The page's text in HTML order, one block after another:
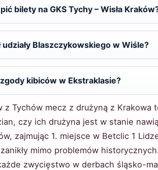
bilety na GKS Tychy – Wisła
udziały Blaszczykowskiego w Wiśle?
kibiców w Ekstraklasie?
z Tychów mecz z drużyną z
czy ich drużyna jest w stanie
zajmując 1. miejsce w Betclic 1
mimo problemów
zwycięstwo w derbach śląsko-